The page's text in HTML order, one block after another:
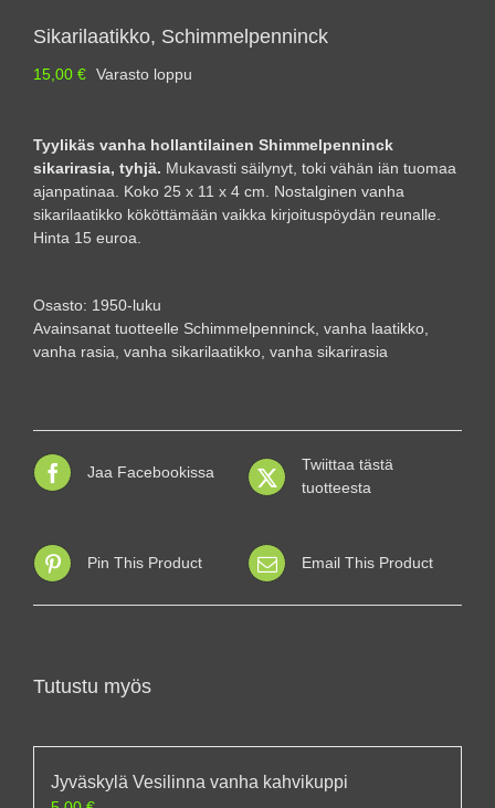
Sikarilaatikko, Schimmelpenninck
15,00 € Varasto loppu
Tyylikäs vanha hollantilainen Shimmelpenninck
sikarirasia, tyhjä. Mukavasti säilynyt, toki vähän iän tuomaa
ajanpatinaa. Koko 25 x 11 x 4 cm. Nostalginen vanha
sikarilaatikko kököttämään vaikka kirjoituspöydän reunalle.
Hinta 15 euroa.
Osasto: 1950-luku
Avainsanat tuotteelle Schimmelpenninck, vanha laatikko,
vanha rasia, vanha sikarilaatikko, vanha sikarirasia
Jaa Facebookissa
Twiittaa tästä
tuotteesta
Pin This Product Email This Product
Tutustu myös
Jyväskylä Vesilinna vanha kahvikuppi